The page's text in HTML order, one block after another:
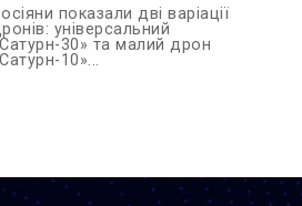
показали дві варіації
універсальний
30» та малий дрон
10»...